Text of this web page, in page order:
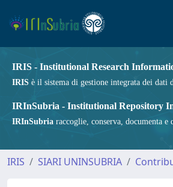
IRIS - Institutional Research
IRIS è il sistema di gestione integrata dei
IRInSubria - Institutional Repository
IRInSubria raccoglie, conserva, documenta
IRIS SIARI UNINSUBRIA